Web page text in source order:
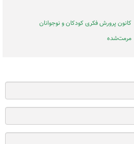
کانون پرورش فکری کودکان و نوجوانان
مرمت‌شده